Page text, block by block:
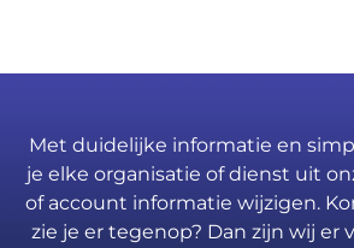
Met duidelijke informatie en
je elke organisatie of dienst uit
of account informatie wijzigen.
zie je er tegenop? Dan zijn wij er